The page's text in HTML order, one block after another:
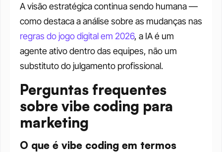
A visão estratégica continua sendo humana —
regras do jogo digital em 2026, a IA é um
agente ativo dentro das equipes, não um
substituto do julgamento profissional.
Perguntas frequentes
sobre vibe coding para
marketing
O que é vibe coding em termos